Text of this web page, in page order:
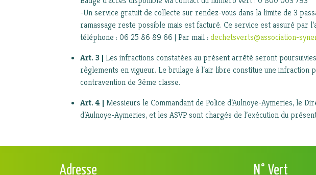
-Un service gratuit de collecte sur rendez-vous dans la limite de 3
ramassage reste possible mais est facturé. Ce service est assuré par
téléphone : 06 25 86 89 66 | Par mail : dechets­verts@association-
Art. 3 | Les infractions constatées au présent arrêté seront
règlements en vigueur. Le brulage à l’air libre constitue une infraction
contravention de 3ème classe.
Art. 4 | Messieurs le Commandant de Police d’Aulnoye-Aymeries, le
d’Aulnoye-Aymeries, et les ASVP sont chargés de l’exécution du
Adresse N° Vert